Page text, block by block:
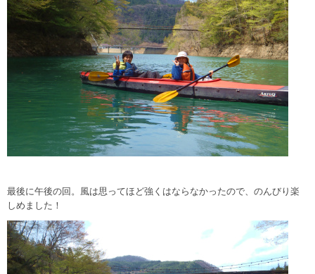
最後に午後の回。風は思ってほど強くはならなかったので、のんびり楽
しめました！